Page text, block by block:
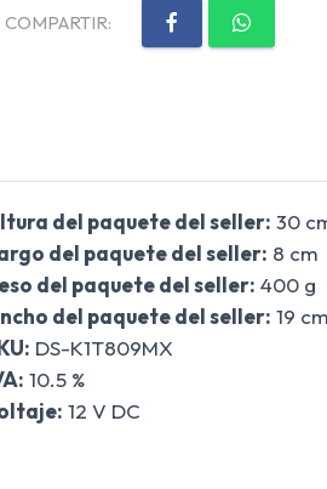
COMPARTIR:
del paquete del seller: 30
del paquete del seller: 8 cm
del paquete del seller: 400 g
del paquete del seller: 19 cm
DS-K1T809MX
10.5 %
12 V DC